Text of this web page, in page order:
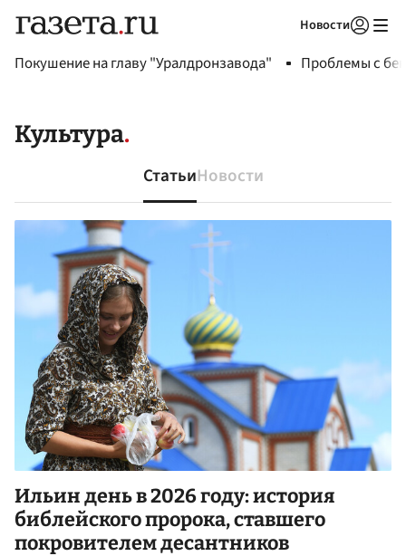
Новости
Покушение на главу "Уралдронзавода" Проблемы с
Культура
СтатьиНовости
Ильин день в 2026 году: история
библейского пророка, ставшего
покровителем десантников